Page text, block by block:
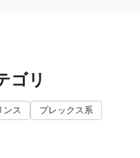
ゴリ
ンス プレックス系